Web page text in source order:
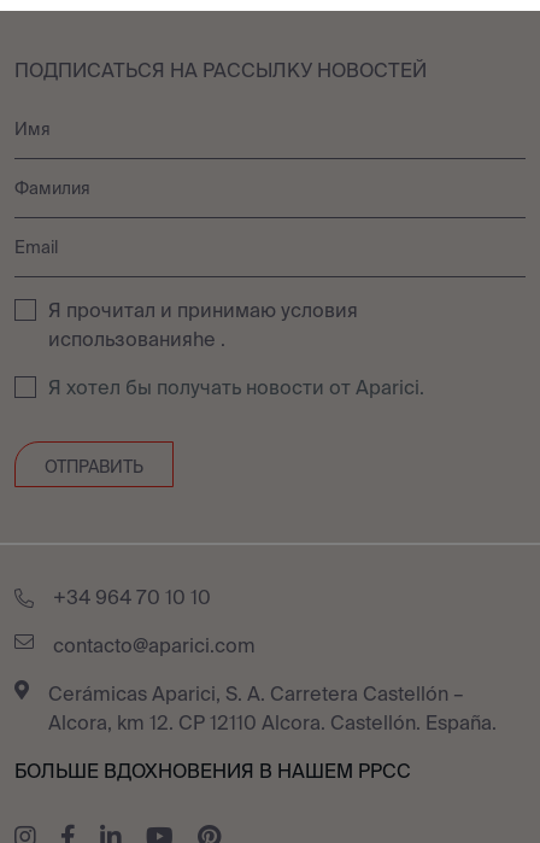
ПОДПИСАТЬСЯ НА РАССЫЛКУ НОВОСТЕЙ
Я прочитал и принимаю условия
использованияhe .
Я хотел бы получать новости от Aparici.
+34 964 70 10 10
contacto@aparici.com
Cerámicas Aparici, S. A. Carretera Castellón –
Alcora, km 12. CP 12110 Alcora. Castellón. España.
БОЛЬШЕ ВДОХНОВЕНИЯ В НАШЕМ РРСС